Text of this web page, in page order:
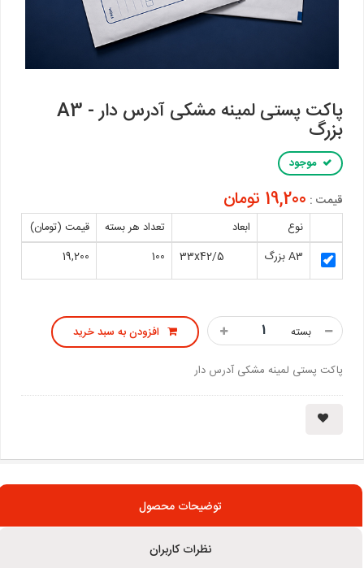
پاکت پستی لمینه مشکی آدرس دار - A3
بزرگ
موجود
قیمت : 19,200 تومان
نوع ابعاد تعداد هر بسته
قیمت (تومان)
A3 بزرگ
33x42/5
100
19,200
بسته افزودن به سبد خرید
پاکت پستی لمینه مشکی آدرس دار
توضیحات محصول
نظرات کاربران